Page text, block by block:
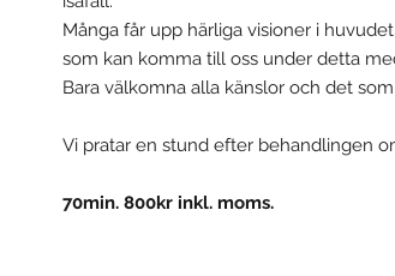
Många får upp härliga visioner i
som kan komma till oss under detta
Bara välkomna alla känslor och det
Vi pratar en stund efter behandlingen
70min. 800kr inkl. moms.